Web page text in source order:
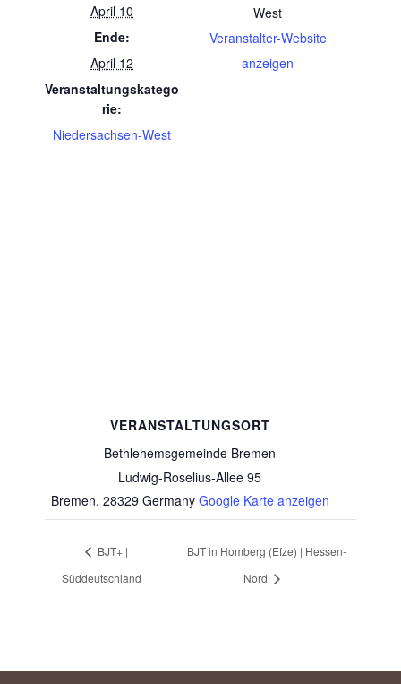
April 10
Ende:
April 12
Veranstaltungskatego
rie:
Niedersachsen-West
West
Veranstalter-Website
anzeigen
VERANSTALTUNGSORT
Bethlehemsgemeinde Bremen
Ludwig-Roselius-Allee 95
Bremen, 28329 Germany Google Karte anzeigen
BJT+ |
Süddeutschland
BJT in Homberg (Efze) | Hessen-
Nord